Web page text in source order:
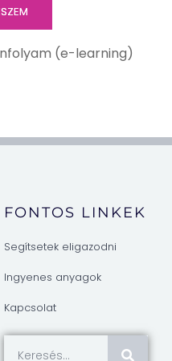
(e-learning)
FONTOS LINKEK
Segítsetek eligazodni
Ingyenes anyagok
Kapcsolat